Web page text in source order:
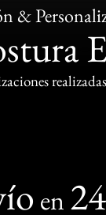
&
en